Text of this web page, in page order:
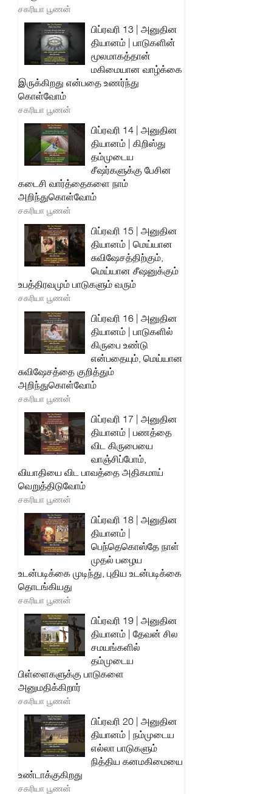
சகரியா பூணன்
பிப்ரவரி 13 | அனுதின
தியானம் | பாடுகளின்
மூலமாகத்தான்
மகிமையான வாழ்க்கை
இருக்கிறது என்பதை உணர்ந்து
கொள்வோம்
சகரியா பூணன்
பிப்ரவரி 14 | அனுதின
தியானம் | கிறிஸ்து
தம்முடைய
சீஷர்களுக்கு பேசின
கடைசி வார்த்தைகளை நாம்
அறிந்துகொள்வோம்
சகரியா பூணன்
பிப்ரவரி 15 | அனுதின
தியானம் | மெய்யான
சுவிஷேசத்திற்கும்,
மெய்யான சீஷனுக்கும்
உபத்திரவமும் பாடுகளும் வரும்
சகரியா பூணன்
பிப்ரவரி 16 | அனுதின
தியானம் | பாடுகளில்
கிருபை உண்டு
என்பதையும், மெய்யான
சுவிஷேசத்தை குறித்தும்
அறிந்துகொள்வோம்
சகரியா பூணன்
பிப்ரவரி 17 | அனுதின
தியானம் | பணத்தை
விட கிருபையை
வாஞ்சிப்போம்,
வியாதியை விட பாவத்தை அதிகமாய்
வெறுத்திடுவோம்
சகரியா பூணன்
பிப்ரவரி 18 | அனுதின
தியானம் |
பெந்தெகொஸ்தே நாள்
முதல் பழைய
உடன்படிக்கை முடிந்து, புதிய உடன்படிக்கை
தொடங்கியது
சகரியா பூணன்
பிப்ரவரி 19 | அனுதின
தியானம் | தேவன் சில
சமயங்களில்
தம்முடைய
பிள்ளைகளுக்கு பாடுகளை
அனுமதிக்கிறார்
சகரியா பூணன்
பிப்ரவரி 20 | அனுதின
தியானம் | நம்முடைய
எல்லா பாடுகளும்
நித்திய கனமகிமையை
உண்டாக்குகிறது
சகரியா பூணன்